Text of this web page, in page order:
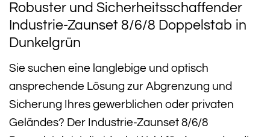
Robuster und Sicherheitsschaffender
Industrie-Zaunset 8/6/8 Doppelstab in
Dunkelgrün
Sie suchen eine langlebige und optisch
ansprechende Lösung zur Abgrenzung und
Sicherung Ihres gewerblichen oder privaten
Geländes? Der Industrie-Zaunset 8/6/8